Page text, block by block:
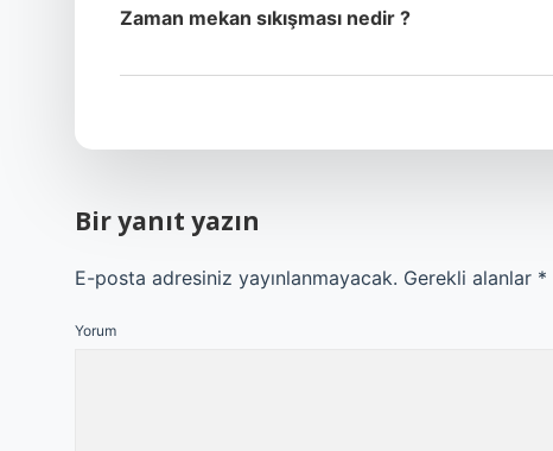
Zaman mekan sıkışması nedir ?
Bir yanıt yazın
E-posta adresiniz yayınlanmayacak. Gerekli alanlar *
Yorum